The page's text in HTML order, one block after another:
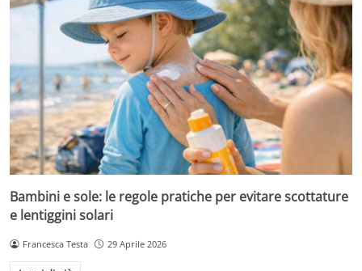
Bambini e sole: le regole pratiche per evitare scottature
e lentiggini solari
Francesca Testa 29 Aprile 2026